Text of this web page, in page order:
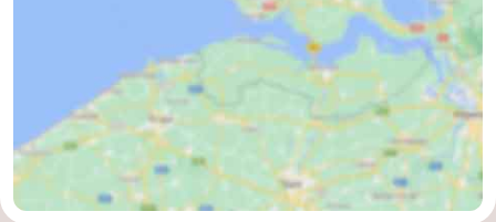
Cadzand
-